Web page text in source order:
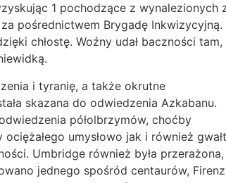
1 pochodzące z wynalezionych
pośrednictwem Brygadę Inkwizycyjną.
chłostę. Woźny udał baczności
i tyranię, a także okrutne
skazana do odwiedzenia Azkabanu.
półolbrzymów, choćby
umysłowo jak i również
Umbridge również była
jednego spośród centaurów,